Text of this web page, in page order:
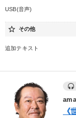
オーナー社長の「
高める教材２選
社員が自律的に動き
歴史・古典に学ぶ
最新技術・トレンド
USB(音声)
star_border その他
追加テキスト
《